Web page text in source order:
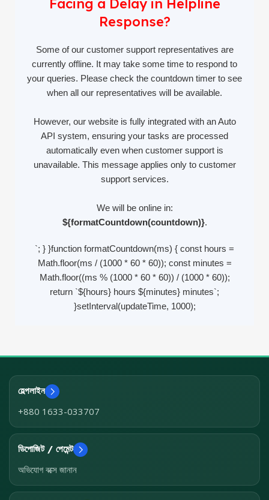
Facing a Delay in Helpline
Response?
Some of our customer support representatives are
currently offline. It may take some time to respond to
your queries. Please check the countdown timer to see
when all our representatives will be available.
However, our website is fully integrated with an Auto
API system, ensuring your tasks are processed
automatically even when customer support is
unavailable. This message applies only to customer
support services.
We will be online in:
${formatCountdown(countdown)}.
`; } }function formatCountdown(ms) { const hours =
Math.floor(ms / (1000 * 60 * 60)); const minutes =
Math.floor((ms % (1000 * 60 * 60)) / (1000 * 60));
return `${hours} hours ${minutes} minutes`;
}setInterval(updateTime, 1000);
হেল্পলাইন
+880 1633-033707
ডিপোজিট / পেমেন্ট
অভিযোগ বক্সে জানান